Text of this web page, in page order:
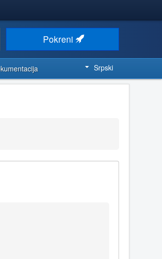
Pokreni
Srpski